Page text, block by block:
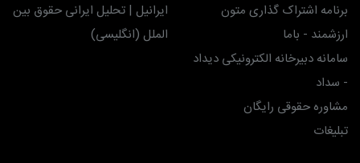
برنامه اشتراک گذاری متون
ارزشمند - باما
سامانه دبیرخانه الکترونیکی دیداد
- سداد
مشاوره حقوقی رایگان
تبلیغات
ایرانیل | تحلیل ایرانی حقوق بین
الملل (انگلیسی)